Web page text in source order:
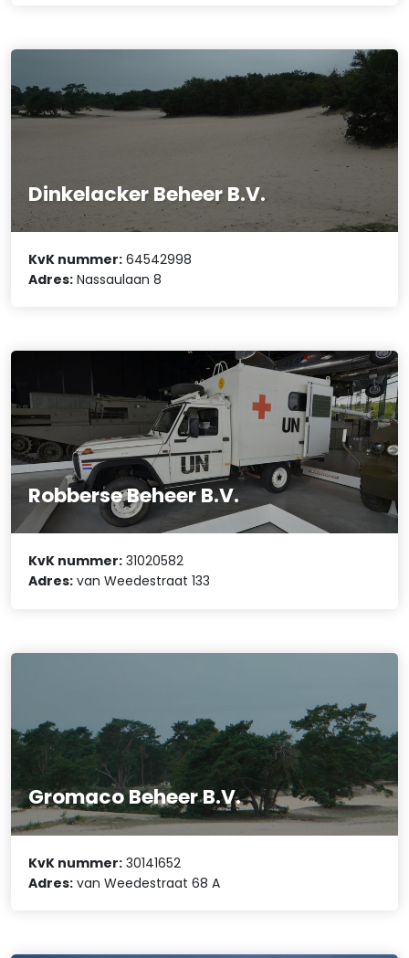
Dinkelacker Beheer B.V.
KvK nummer: 64542998
Adres: Nassaulaan 8
Robberse Beheer B.V.
KvK nummer: 31020582
Adres: van Weedestraat 133
Gromaco Beheer B.V.
KvK nummer: 30141652
Adres: van Weedestraat 68 A